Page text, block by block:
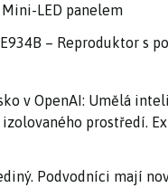
Mini-LED panelem
E934B – Reproduktor s
v OpenAI: Umělá
izolovaného prostředí.
Podvodníci mají